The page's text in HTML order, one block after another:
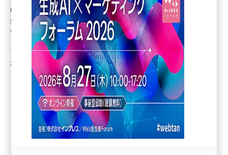
ai (2814)
youtube (2441)
note (2317)
セミナー (2310)
z世代 (1623)
meo (1277)
llmo (1167)
レンタルサーバー導入＆活用事例
SNSのインフラを支えるサービス／グリー＋さ
くらインターネット
野本 幹彦
2006年9月7日 11:22